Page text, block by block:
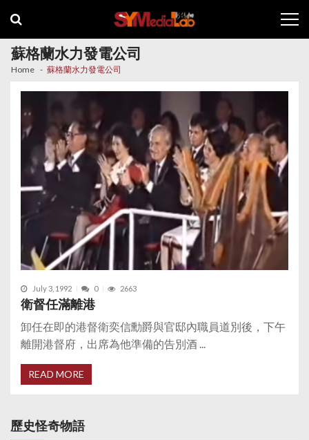
navigation
content
蘇格蘭水力發電公司
Home 蘇格蘭水力發電公司
July 3, 1992 0 2663
衛督任滿離港
卸任在即的港督衛奕信勳爵與官邸內職員道別後，下午
離開港督府，出席為他準備的告別酒 ...
READ MORE
歷史怪奇物語